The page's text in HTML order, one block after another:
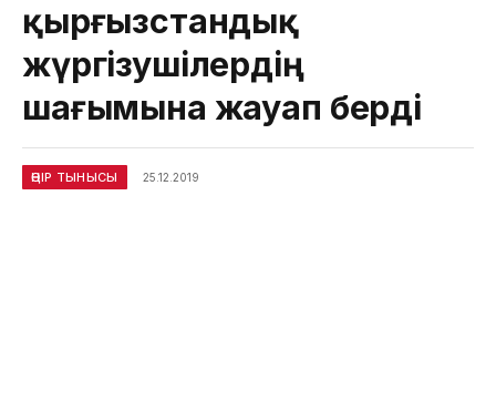
қырғызстандық
жүргізушілердің
шағымына жауап берді
ӨҢІР ТЫНЫСЫ 25.12.2019